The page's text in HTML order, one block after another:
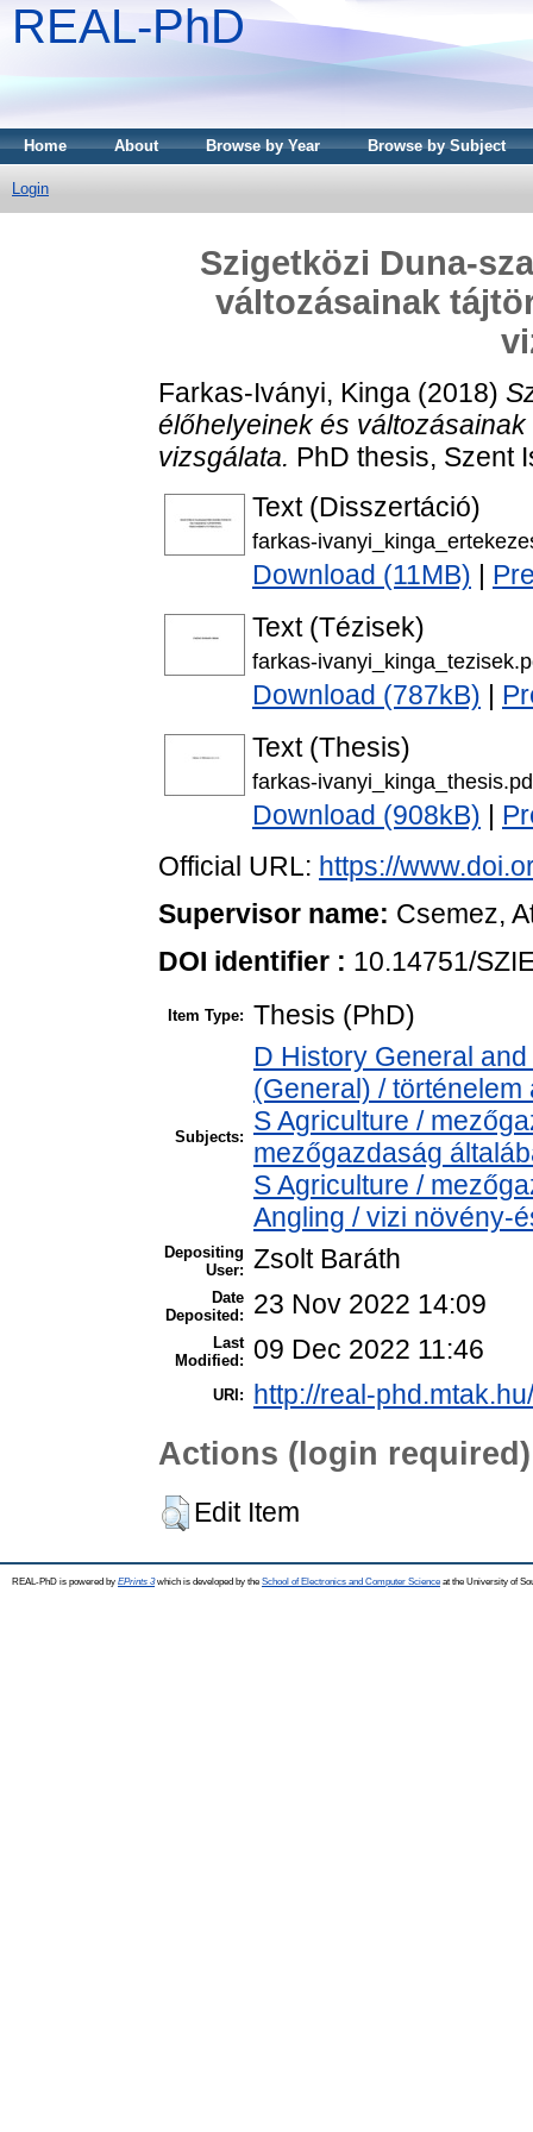
REAL-PhD
Home About Browse by Year Browse by Subject
Login
Szigetközi Duna-
változásainak
Farkas-Iványi, Kinga (2018)
élőhelyeinek és
vizsgálata. PhD thesis, Szent
Text (Disszertáció)
farkas-
Download (11MB)
Text (Tézisek)
farkas-
Download (787kB)
Text (Thesis)
farkas-
Download (908kB)
Official URL: https://
Supervisor name: Csemez,
DOI identifier : 10.14751/
Item Type: Thesis (PhD)
Subjects:
D History General
(General) / történelem
S Agriculture /
mezőgazdaság
S Agriculture /
Angling / vizi növény-
Depositing
User: Zsolt Baráth
Date
Deposited:
23 Nov 2022 14:09
Last
Modified:
09 Dec 2022 11:46
URI: http://real-
Actions (login required)
Edit Item
REAL-PhD is powered by EPrints 3which is developed by the School of Electronics and Computer Science at the University of